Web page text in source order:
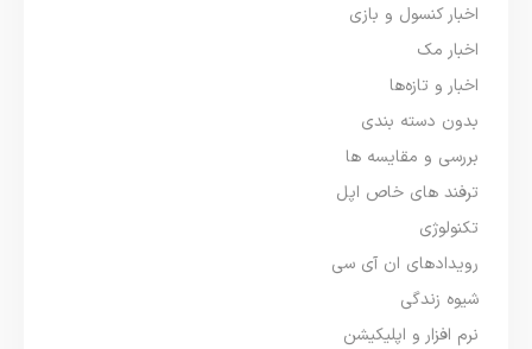
اخبار کنسول و بازی
اخبار مک
اخبار و تازه‌ها
بدون دسته بندی
بررسی و مقایسه ها
ترفند های خاص اپل
تکنولوژی
رویدادهای ان آی سی
شیوه زندگی
نرم افزار و اپلیکیشن